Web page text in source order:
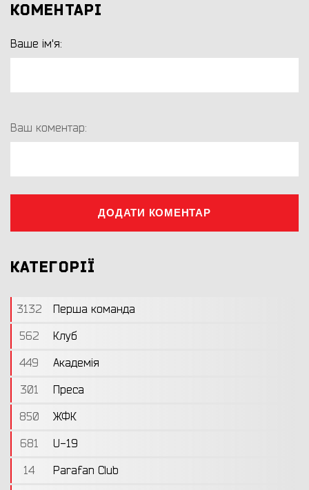
КОМЕНТАРІ
Ваше ім'я:
Ваш коментар:
ДОДАТИ КОМЕНТАР
КАТЕГОРІЇ
3132
Перша команда
562
Клуб
449
Академія
301
Преса
850
ЖФК
681
U-19
14
Parafan Club